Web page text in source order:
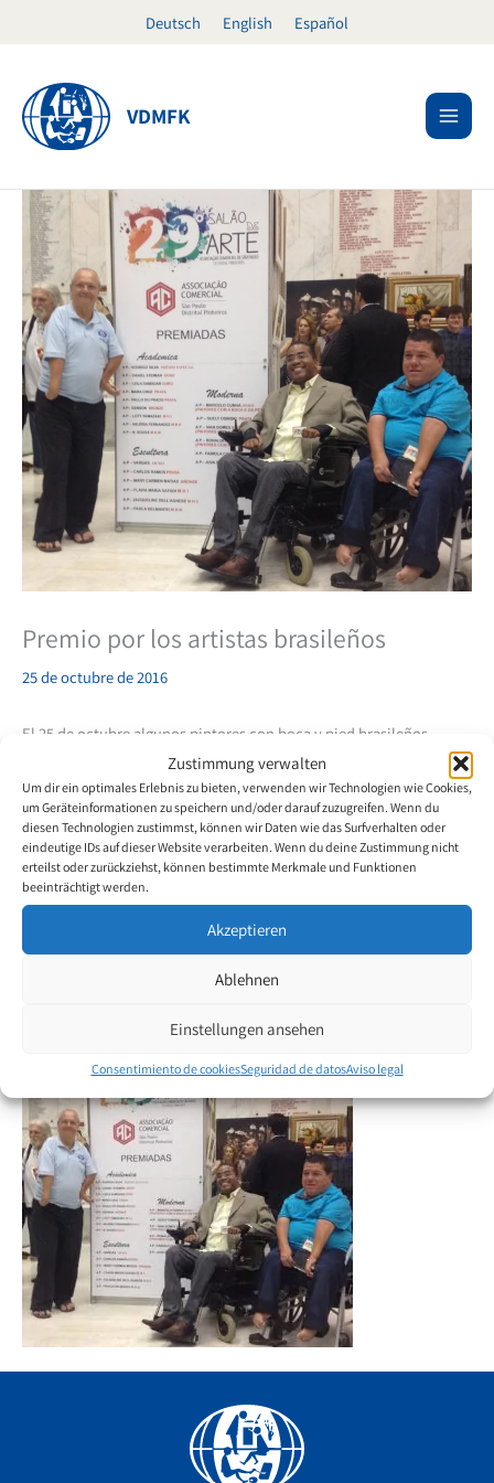
Zustimmung verwalten
Um dir ein optimales Erlebnis zu bieten, verwenden wir Technologien wie Cookies,
um Geräteinformationen zu speichern und/oder darauf zuzugreifen. Wenn du
diesen Technologien zustimmst, können wir Daten wie das Surfverhalten oder
eindeutige IDs auf dieser Website verarbeiten. Wenn du deine Zustimmung nicht
erteilst oder zurückziehst, können bestimmte Merkmale und Funktionen
beeinträchtigt werden.
Akzeptieren
Ablehnen
Einstellungen ansehen
Consentimiento de cookiesSeguridad de datosAviso legal
Deutsch English Español
VDMFK
Premio por los artistas brasileños
25 de octubre de 2016
El 25 de octubre algunos pintores con boca y pied brasileños
participaron en el 29º Arts Saloon, un evento que es organisado
cada año por l’ Associacao Comercial de Sao Paulo.
La exposición tuvo lugar en la Asamblea Legislativa en Sao y atrajo
a muchos visitantes.
Las pinturas de varios artistas y las diferentes técnicas fueron
analizados por un jurado. En esta ocasión, tres artistas ganadores
premio. Ronaldo Cupertino y Ivanildo Gomes recibiron cada uno el
Facebook
YouTube
Instagram